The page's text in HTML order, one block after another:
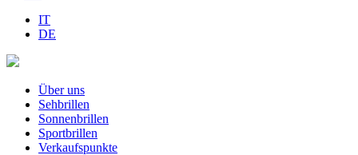
IT
DE
Über uns
Sehbrillen
Sonnenbrillen
Sportbrillen
Verkaufspunkte